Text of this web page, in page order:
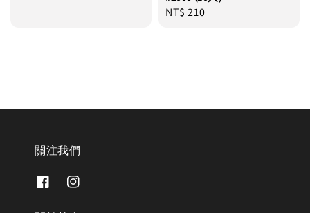
Regular
NT$ 210
關注我們